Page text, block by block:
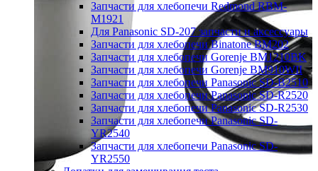
Запчасти для хлебопечи Redmond RBM-
M1921
Для Panasonic SD-207 запчасти и аксессуары
Запчасти для хлебопечи Binatone BM202
Запчасти для хлебопечи Gorenje BM1210BK
Запчасти для хлебопечи Gorenje BM910WII
Запчасти для хлебопечи Panasonic SD-B2510
Запчасти для хлебопечи Panasonic SD-R2520
Запчасти для хлебопечи Panasonic SD-R2530
Запчасти для хлебопечи Panasonic SD-
YR2540
Запчасти для хлебопечи Panasonic SD-
YR2550